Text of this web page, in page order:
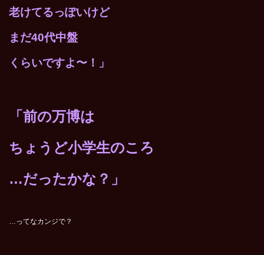
老けてるっぽいけど
まだ40代中盤
くらいですよ〜！」
「前の万博は
ちょうど小学生のころ
…だったかな？」
…ってなカンジで？